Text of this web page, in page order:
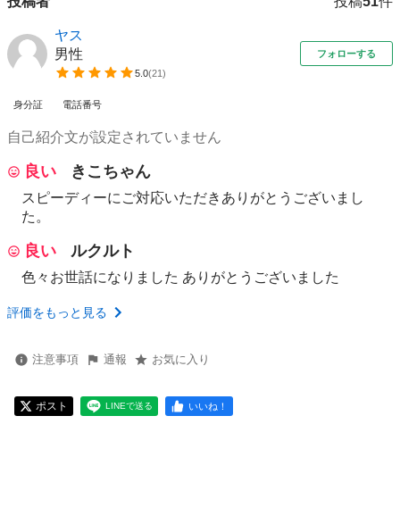
ヤス
男性
5.0(21)
フォローする
身分証 電話番号
自己紹介文が設定されていません
良い きこちゃん
スピーディーにご対応いただきありがとうございまし
た。
良い ルクルト
色々お世話になりました ありがとうございました
評価をもっと見る
注意事項 通報 お気に入り
ポスト LINEで送る いいね！